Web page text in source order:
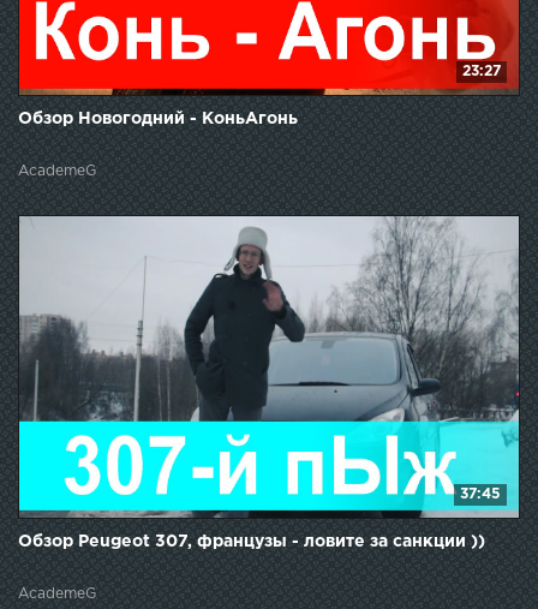
23:27
Обзор Новогодний - КоньАгонь
AcademeG
37:45
Обзор Peugeot 307, французы - ловите за санкции ))
AcademeG